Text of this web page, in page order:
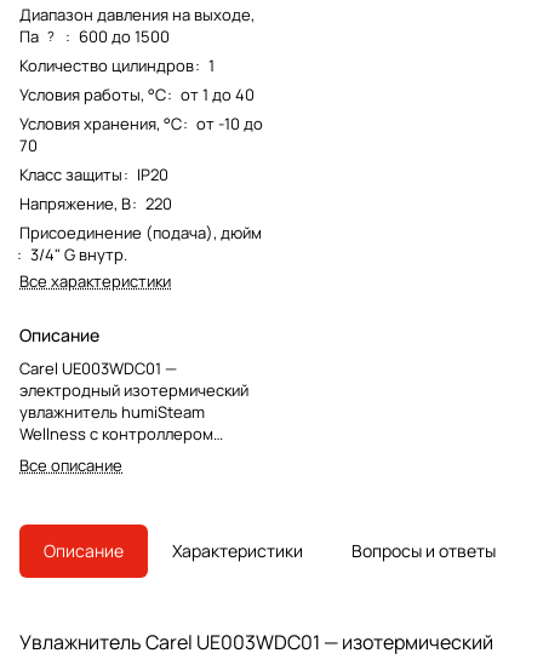
Диапазон давления на выходе,
Па ? : 600 до 1500
Количество цилиндров: 1
Условия работы, °С: от 1 до 40
Условия хранения, °С: от -10 до
70
Класс защиты: IP20
Напряжение, В: 220
Присоединение (подача), дюйм
: 3/4" G внутр.
Все характеристики
Описание
Carel UE003WDC01 —
электродный изотермический
увлажнитель humiSteam
Wellness с контроллером
Wellness и разборным
цилиндром BLCT. Модель снята с
UE003XD0E1.
Все описание
Описание Характеристики Вопросы и ответы
Увлажнитель Carel UE003WDC01 — изотермический